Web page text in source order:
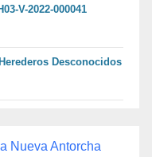
V-2022-000041
Desconocidos